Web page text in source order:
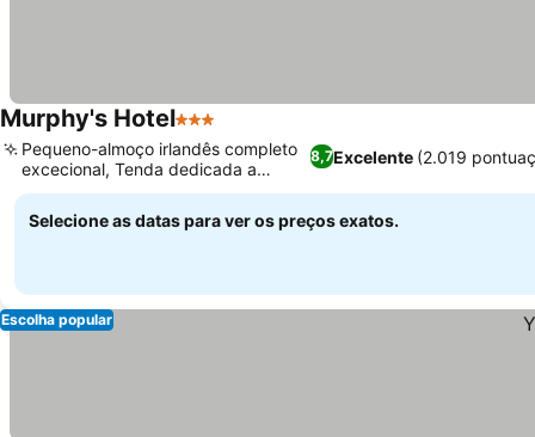
Murphy's Hotel3 Estrelas
8,7Excelente (2.019
Pequeno-almoço irlandês completo
excecional, Tenda dedicada a
eventos
Selecione as datas para ver os preços exatos.
Escolha popular